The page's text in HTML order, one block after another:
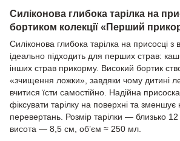
Силіконова глибока тарілка на
бортиком колекції «Перший
Силіконова глибока тарілка на присосці
ідеально підходить для перших страв:
інших страв прикорму. Високий бортик
«зчищення ложки», завдяки чому дитині
вчитися їсти самостійно. Надійна
фіксувати тарілку на поверхні та зменшує
перевертань. Розмір тарілки — близько
висота — 8,5 см, об’єм ≈ 250 мл.